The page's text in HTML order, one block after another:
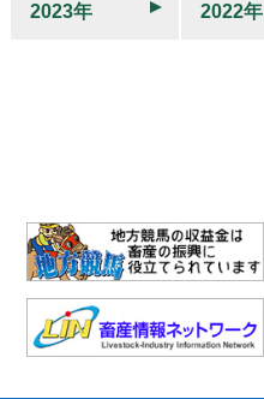
2023年 2022年